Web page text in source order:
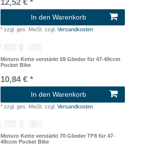
12,52 € *
In den Warenkorb
*zzgl. ges. MwSt. zzgl.Versandkosten
Moturo Kette verstärkt 59 Glieder für 47-49ccm
Pocket Bike
10,84 € *
In den Warenkorb
*zzgl. ges. MwSt. zzgl.Versandkosten
Moturo Kette verstärkt 70 Glieder TF8 für 47-
49ccm Pocket Bike